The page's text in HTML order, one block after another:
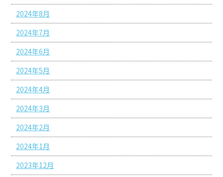
2024年8月
2024年7月
2024年6月
2024年5月
2024年4月
2024年3月
2024年2月
2024年1月
2023年12月